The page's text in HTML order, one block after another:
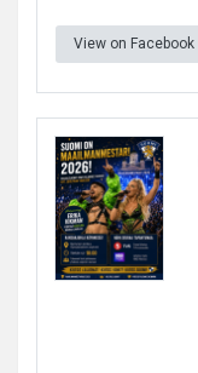
View on Facebook